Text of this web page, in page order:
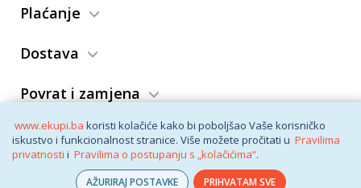
www.ekupi.ba koristi kolačiće kako bi poboljšao Vaše korisničko
iskustvo i funkcionalnost stranice. Više možete pročitati u Pravilima
privatnosti i Pravilima o postupanju s „kolačićima“.
AŽURIRAJ POSTAVKE PRIHVATAM SVE
Plaćanje
Dostava
Povrat i zamjena
Opći uslovi